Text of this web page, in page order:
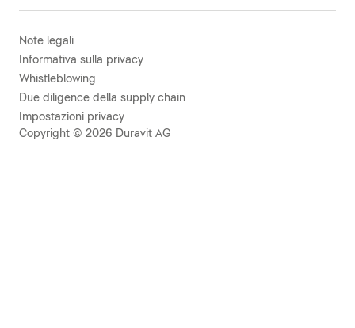
Note legali
Informativa sulla privacy
Whistleblowing
Due diligence della supply chain
Impostazioni privacy
Copyright © 2026 Duravit AG